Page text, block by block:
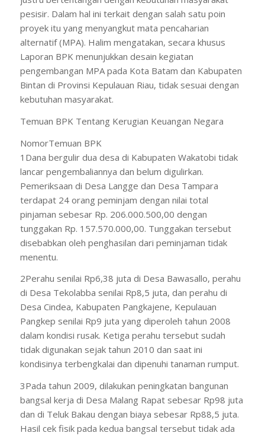
pesisir. Dalam hal ini terkait dengan salah satu poin
proyek itu yang menyangkut mata pencaharian
alternatif (MPA). Halim mengatakan, secara khusus
Laporan BPK menunjukkan desain kegiatan
pengembangan MPA pada Kota Batam dan Kabupaten
Bintan di Provinsi Kepulauan Riau, tidak sesuai dengan
kebutuhan masyarakat.
Temuan BPK Tentang Kerugian Keuangan Negara
NomorTemuan BPK
1Dana bergulir dua desa di Kabupaten Wakatobi tidak
lancar pengembaliannya dan belum digulirkan.
Pemeriksaan di Desa Langge dan Desa Tampara
terdapat 24 orang peminjam dengan nilai total
pinjaman sebesar Rp. 206.000.500,00 dengan
tunggakan Rp. 157.570.000,00. Tunggakan tersebut
disebabkan oleh penghasilan dari peminjaman tidak
menentu.
2Perahu senilai Rp6,38 juta di Desa Bawasallo, perahu
di Desa Tekolabba senilai Rp8,5 juta, dan perahu di
Desa Cindea, Kabupaten Pangkajene, Kepulauan
Pangkep senilai Rp9 juta yang diperoleh tahun 2008
dalam kondisi rusak. Ketiga perahu tersebut sudah
tidak digunakan sejak tahun 2010 dan saat ini
kondisinya terbengkalai dan dipenuhi tanaman rumput.
3Pada tahun 2009, dilakukan peningkatan bangunan
bangsal kerja di Desa Malang Rapat sebesar Rp98 juta
dan di Teluk Bakau dengan biaya sebesar Rp88,5 juta.
Hasil cek fisik pada kedua bangsal tersebut tidak ada